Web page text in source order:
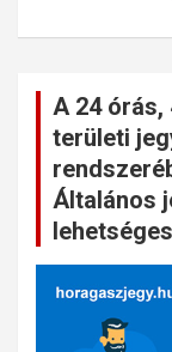
A 24 órás,
területi
Általános